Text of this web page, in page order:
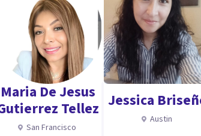
Maria De Jesus
Tellez
San Francisco
Jessica
Austin